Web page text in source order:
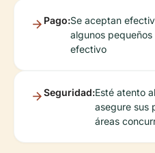
Pago:Se aceptan
algunos
efectivo
Seguridad:Esté atento
asegure sus
áreas